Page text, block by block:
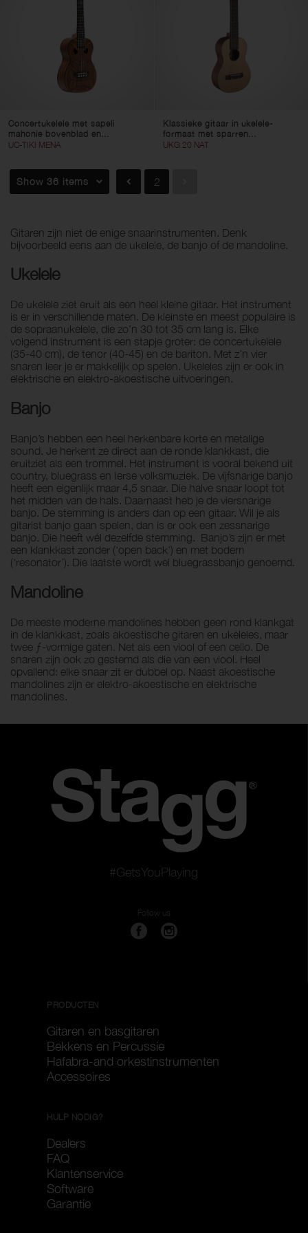
Concertukelele met sapeli
mahonie bovenblad en...
UC-TIKI MENA
Klassieke gitaar in ukelele-
formaat met sparren...
UKG 20 NAT
Show 36 items 2
Gitaren zijn niet de enige snaarinstrumenten. Denk
bijvoorbeeld eens aan de ukelele, de banjo of de mandoline.
Ukelele
De ukelele ziet eruit als een heel kleine gitaar. Het instrument
is er in verschillende maten. De kleinste en meest populaire is
de sopraanukelele, die zo’n 30 tot 35 cm lang is. Elke
volgend instrument is een stapje groter: de concertukelele
(35-40 cm), de tenor (40-45) en de bariton. Met z’n vier
snaren leer je er makkelijk op spelen. Ukeleles zijn er ook in
elektrische en elektro-akoestische uitvoeringen.
Banjo
Banjo’s hebben een heel herkenbare korte en metalige
sound. Je herkent ze direct aan de ronde klankkast, die
eruitziet als een trommel. Het instrument is vooral bekend uit
country, bluegrass en Ierse volksmuziek. De vijfsnarige banjo
heeft een eigenlijk maar 4,5 snaar. Die halve snaar loopt tot
het midden van de hals. Daarnaast heb je de viersnarige
banjo. De stemming is anders dan op een gitaar. Wil je als
gitarist banjo gaan spelen, dan is er ook een zessnarige
banjo. Die heeft wél dezelfde stemming. Banjo’s zijn er met
een klankkast zonder (‘open back’) en met bodem
(‘resonator’). Die laatste wordt wel bluegrassbanjo genoemd.
Mandoline
De meeste moderne mandolines hebben geen rond klankgat
in de klankkast, zoals akoestische gitaren en ukeleles, maar
twee ƒ-vormige gaten. Net als een viool of een cello. De
snaren zijn ook zo gestemd als die van een viool. Heel
opvallend: elke snaar zit er dubbel op. Naast akoestische
mandolines zijn er elektro-akoestische en elektrische
mandolines.
#GetsYouPlaying
Follow us
PRODUCTEN
Gitaren en basgitaren
Bekkens en Percussie
Hafabra-and orkestinstrumenten
Accessoires
HULP NODIG?
Dealers
FAQ
Klantenservice
Software
Garantie